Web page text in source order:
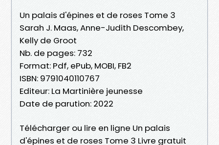
Un palais d'épines et de roses Tome 3
Sarah J. Maas, Anne-Judith Descombey,
Kelly de Groot
Nb. de pages: 732
Format: Pdf, ePub, MOBI, FB2
ISBN: 9791040110767
Editeur: La Martinière jeunesse
Date de parution: 2022
Télécharger ou lire en ligne Un palais
d'épines et de roses Tome 3 Livre gratuit